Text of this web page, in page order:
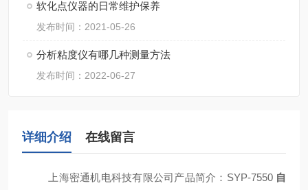
软化点仪器的日常维护保养
发布时间：2021-05-26
分析粘度仪有哪几种测量方法
发布时间：2022-06-27
详细介绍 在线留言
上海密通机电科技有限公司产品简介： SYP-7550 自